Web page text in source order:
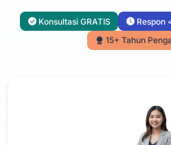
Konsultasi GRATIS Respon
15+ Tahun